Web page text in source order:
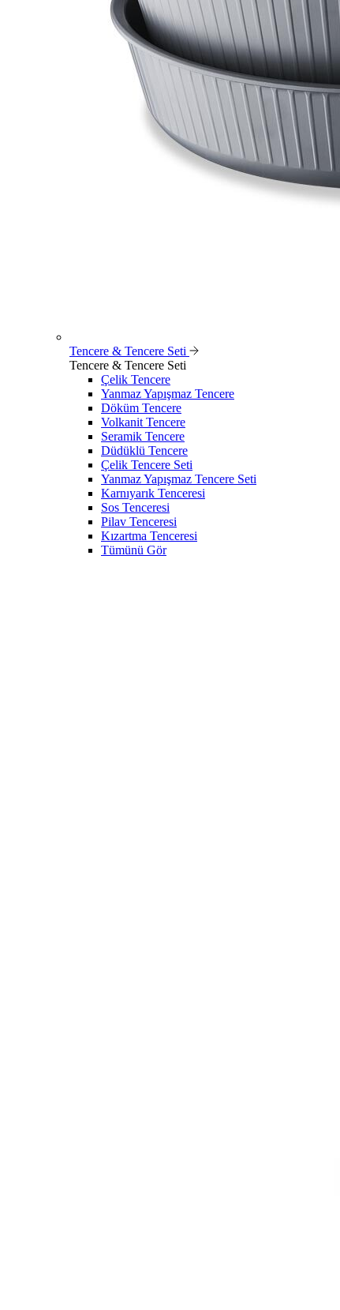
Tencere & Tencere Seti
Tencere & Tencere Seti
Çelik Tencere
Yanmaz Yapışmaz Tencere
Döküm Tencere
Volkanit Tencere
Seramik Tencere
Düdüklü Tencere
Çelik Tencere Seti
Yanmaz Yapışmaz Tencere Seti
Karnıyarık Tenceresi
Sos Tenceresi
Pilav Tenceresi
Kızartma Tenceresi
Tümünü Gör